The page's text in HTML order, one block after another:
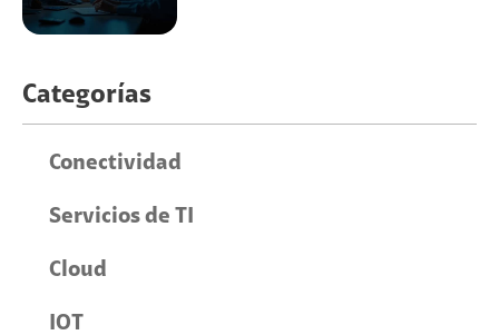
Categorías
Conectividad
Servicios de TI
Cloud
IOT